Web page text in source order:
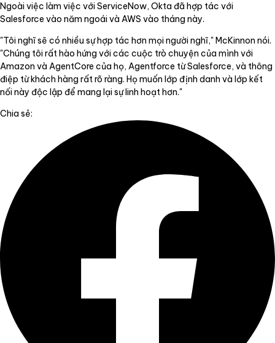
Ngoài việc làm việc với ServiceNow, Okta đã hợp tác với
Salesforce vào năm ngoái và AWS vào tháng này.
"Tôi nghĩ sẽ có nhiều sự hợp tác hơn mọi người nghĩ," McKinnon nói.
"Chúng tôi rất hào hứng với các cuộc trò chuyện của mình với
Amazon và AgentCore của họ, Agentforce từ Salesforce, và thông
điệp từ khách hàng rất rõ ràng. Họ muốn lớp định danh và lớp kết
nối này độc lập để mang lại sự linh hoạt hơn."
Chia sẻ: